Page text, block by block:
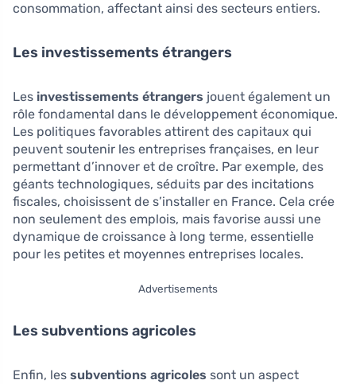
consommation, affectant ainsi des secteurs entiers.
Les investissements étrangers
Les investissements étrangers jouent également un
rôle fondamental dans le développement économique.
Les politiques favorables attirent des capitaux qui
peuvent soutenir les entreprises françaises, en leur
permettant d’innover et de croître. Par exemple, des
géants technologiques, séduits par des incitations
fiscales, choisissent de s’installer en France. Cela crée
non seulement des emplois, mais favorise aussi une
dynamique de croissance à long terme, essentielle
pour les petites et moyennes entreprises locales.
Advertisements
Les subventions agricoles
Enfin, les subventions agricoles sont un aspect